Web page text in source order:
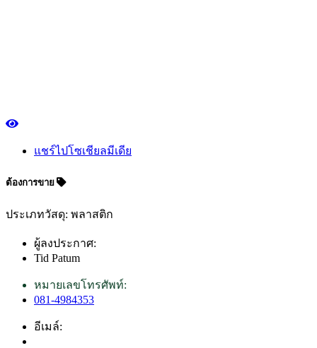
แชร์ไปโซเชียลมีเดีย
ต้องการขาย
ประเภทวัสดุ: พลาสติก
ผู้ลงประกาศ:
Tid Patum
หมายเลขโทรศัพท์:
081-4984353
อีเมล์: